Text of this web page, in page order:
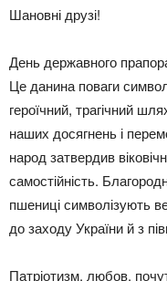
Шановні друзі!
День державного
Це данина поваги
героїчний, трагічний
наших досягнень і
народ затвердив
самостійність.
пшениці символізують
до заходу України й з
Патріотизм, любов,